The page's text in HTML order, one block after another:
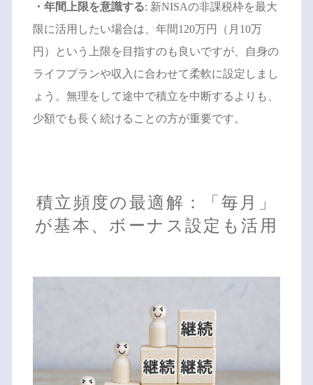
・年間上限を意識する: 新NISAの非課税枠を最大
限に活用したい場合は、年間120万円（月10万
円）という上限を目指すのも良いですが、自身の
ライフプランや収入に合わせて柔軟に設定しまし
ょう。無理をして途中で積立を中断するよりも、
少額でも長く続けることの方が重要です。
積立頻度の最適解：「毎月」
が基本、ボーナス設定も活用